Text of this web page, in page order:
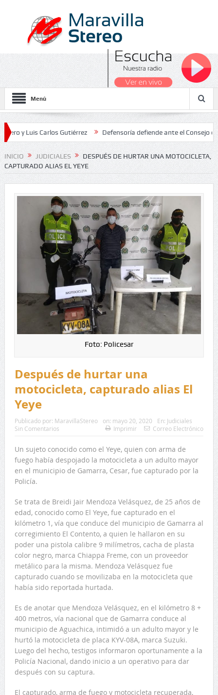
Menú
Carlos Gutiérrez Defensoría defiende ante el Consejo de
2026
INICIO JUDICIALES
DESPUÉS DE HURTAR UNA MOTOCICLETA,
CAPTURADO ALIAS EL YEYE
Foto: Policesar
Después de hurtar una
motocicleta, capturado alias El
Yeye
Publicado por: MaravillaStereo on: mayo 20, 2020 En: Judiciales
Sin Comentarios
Imprimir Correo Electrónico
Un sujeto conocido como el Yeye, quien con arma de
fuego había despojado la motocicleta a un adulto mayor
en el municipio de Gamarra, Cesar, fue capturado por la
Policía.
Se trata de Breidi Jair Mendoza Velásquez, de 25 años de
edad, conocido como El Yeye, fue capturado en el
kilómetro 1, vía que conduce del municipio de Gamarra al
corregimiento El Contento, a quien le hallaron en su
poder una pistola calibre 9 milímetros, cacha de plasta
color negro, marca Chiappa Freme, con un proveedor
metálico para la misma. Mendoza Velásquez fue
capturado cuando se movilizaba en la motocicleta que
había sido reportada hurtada.
Es de anotar que Mendoza Velásquez, en el kilómetro 8 +
400 metros, vía nacional que de Gamarra conduce al
municipio de Aguachica, intimidó a un adulto mayor y le
hurtó la motocicleta de placa KYV-08A, marca Suzuki.
Luego del hecho, testigos informaron oportunamente a la
Policía Nacional, dando inicio a un operativo para dar
después con su captura.
El capturado, arma de fuego y motocicleta recuperada,